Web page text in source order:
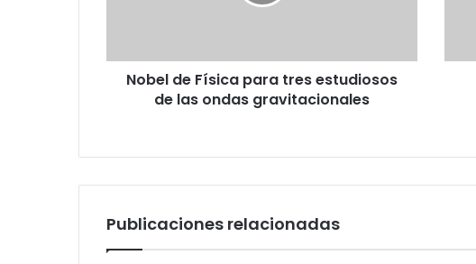
ondas
gravitacionales
Nobel de Física para tres estudiosos
de las ondas gravitacionales
y
Publicaciones relacionadas